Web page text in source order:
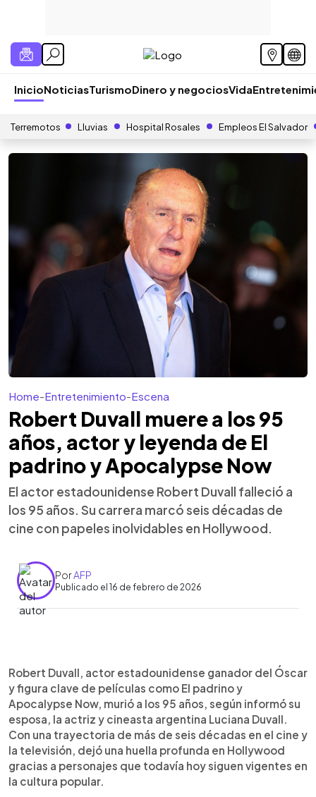
InicioNoticiasTurismoDinero y negociosVida
Terremotos Lluvias Hospital Rosales Empleos El Salvador
Home-Entretenimiento-Escena
Robert Duvall muere a los 95
años, actor y leyenda de El
padrino y Apocalypse Now
El actor estadounidense Robert Duvall falleció a
los 95 años. Su carrera marcó seis décadas de
cine con papeles inolvidables en Hollywood.
PorAFP
Publicado el 16 de febrero de 2026
► Escuchar artículo
El actor estadounidense Robert Duvall murió a los
95 años, según confirmó su esposa, Luciana
Duvall. Con más de seis décadas de carrera, se
convirtió en una figura clave del cine de Hollywood
gracias a papeles inolvidables como Tom Hagen
en El padrino y el teniente coronel Kilgore en
Apocalypse Now. Ganó el Óscar a mejor actor por
Tender Mercies y recibió seis nominaciones
adicionales. También destacó en Matar a un
Robert Duvall, actor estadounidense ganador del Óscar
y figura clave de películas como El padrino y
Apocalypse Now, murió a los 95 años, según informó su
esposa, la actriz y cineasta argentina Luciana Duvall.
Con una trayectoria de más de seis décadas en el cine y
la televisión, dejó una huella profunda en Hollywood
gracias a personajes que todavía hoy siguen vigentes en
la cultura popular.